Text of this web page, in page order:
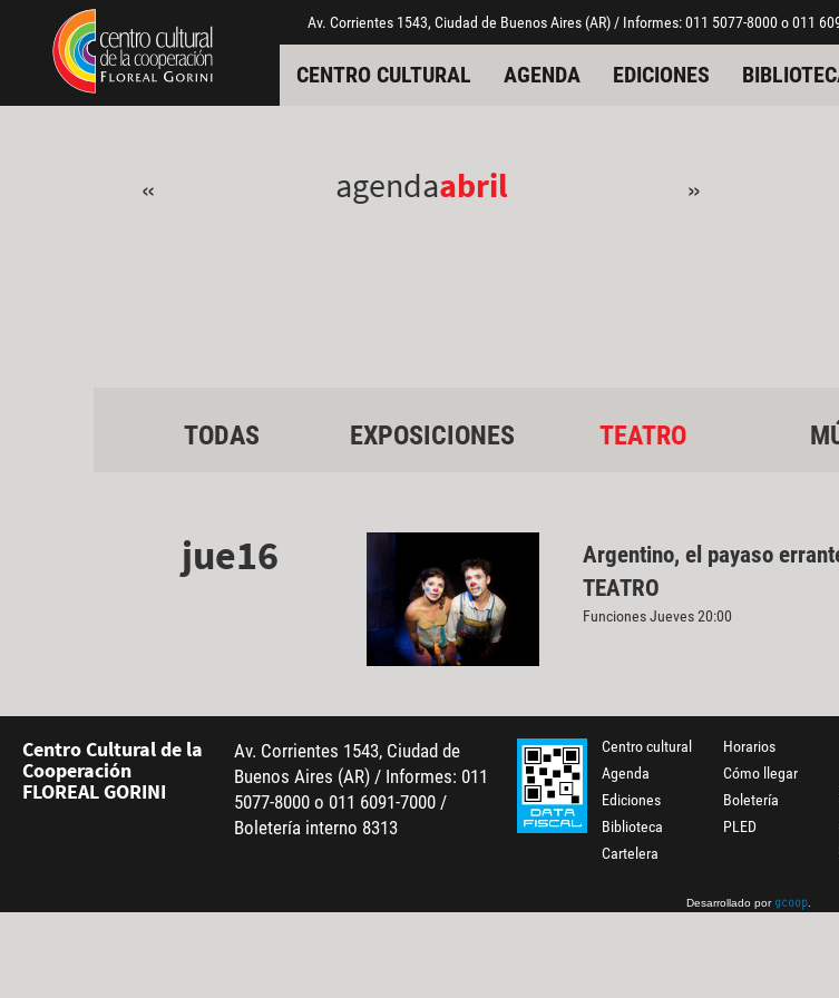
Pasar al contenido principal
Jump to main content Av. Corrientes 1543, Ciudad de Buenos Aires (AR) / Informes: 011 5077-8000 o 011
CENTRO CULTURAL AGENDA EDICIONES
« agendaabril »
TODAS EXPOSICIONES TEATRO
jue16
Argentino, el payaso
TEATRO
Funciones Jueves 20:00
Centro Cultural de la
Cooperación
FLOREAL GORINI
Av. Corrientes 1543, Ciudad de
Buenos Aires (AR) / Informes: 011
5077-8000 o 011 6091-7000 /
Boletería interno 8313
Centro cultural
Agenda
Ediciones
Biblioteca
Cartelera
Horarios
Cómo llegar
Boletería
PLED
Desarrollado por gcoop